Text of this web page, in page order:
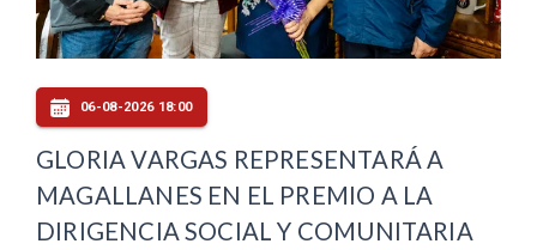
06-08-2026 18:00
GLORIA VARGAS REPRESENTARÁ A
MAGALLANES EN EL PREMIO A LA
DIRIGENCIA SOCIAL Y COMUNITARIA